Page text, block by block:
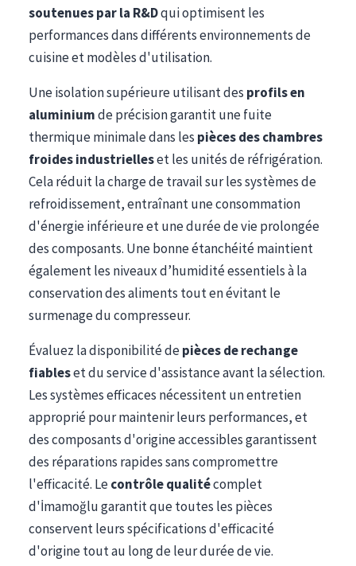
soutenues par la R&Dqui optimisent les
performances dans différents environnements de
cuisine et modèles d'utilisation.
Une isolation supérieure utilisant des profils en
aluminiumde précision garantit une fuite
thermique minimale dans les pièces des chambres
froides industrielleset les unités de réfrigération.
Cela réduit la charge de travail sur les systèmes de
refroidissement, entraînant une consommation
d'énergie inférieure et une durée de vie prolongée
des composants. Une bonne étanchéité maintient
également les niveaux d’humidité essentiels à la
conservation des aliments tout en évitant le
surmenage du compresseur.
Évaluez la disponibilité depièces de rechange
fiableset du service d'assistance avant la sélection.
Les systèmes efficaces nécessitent un entretien
approprié pour maintenir leurs performances, et
des composants d'origine accessibles garantissent
des réparations rapides sans compromettre
l'efficacité. Lecontrôle qualitécomplet
d'İmamoğlu garantit que toutes les pièces
conservent leurs spécifications d'efficacité
d'origine tout au long de leur durée de vie.